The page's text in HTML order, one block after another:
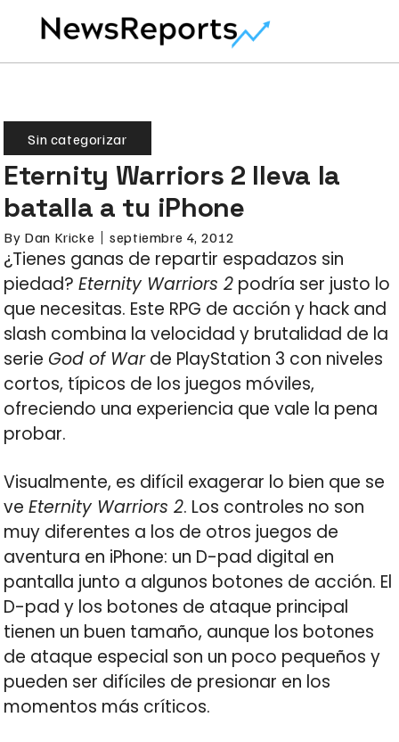
Sin categorizar
Eternity Warriors 2 lleva la
batalla a tu iPhone
By Dan Kricke septiembre 4, 2012
¿Tienes ganas de repartir espadazos sin
piedad?Eternity Warriors 2 podría ser justo lo
que necesitas. Este RPG de acción y hack and
slash combina la velocidad y brutalidad de la
serie God of Warde PlayStation 3 con niveles
cortos, típicos de los juegos móviles,
ofreciendo una experiencia que vale la pena
probar.
Visualmente, es difícil exagerar lo bien que se
veEternity Warriors 2. Los controles no son
muy diferentes a los de otros juegos de
aventura en iPhone: un D-pad digital en
pantalla junto a algunos botones de acción. El
D-pad y los botones de ataque principal
tienen un buen tamaño, aunque los botones
de ataque especial son un poco pequeños y
pueden ser difíciles de presionar en los
momentos más críticos.